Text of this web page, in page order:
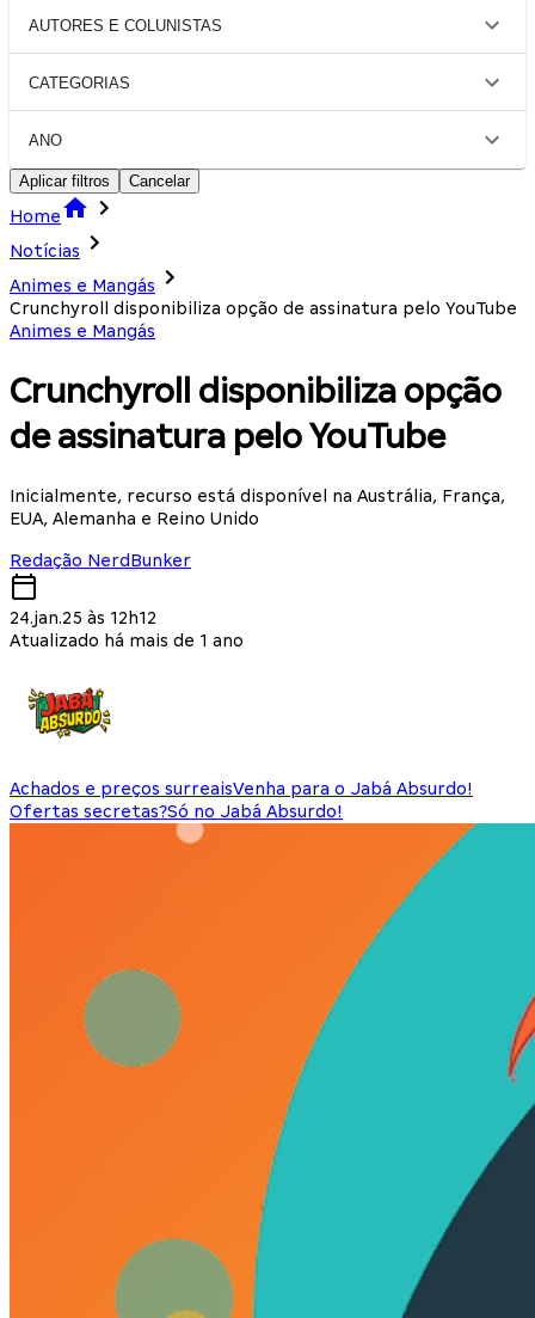
AUTORES E COLUNISTAS
CATEGORIAS
ANO
Aplicar filtros Cancelar
Home
Notícias
Animes e Mangás
Crunchyroll disponibiliza opção de assinatura pelo YouTube
Animes e Mangás
Crunchyroll disponibiliza opção
de assinatura pelo YouTube
Inicialmente, recurso está disponível na Austrália, França,
EUA, Alemanha e Reino Unido
Redação NerdBunker
24.jan.25 às 12h12
Atualizado há mais de 1 ano
Achados e preços surreaisVenha para o Jabá Absurdo!
Ofertas secretas?Só no Jabá Absurdo!